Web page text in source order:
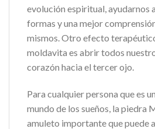
evolución espiritual, ayudarnos
formas y una mejor
mismos. Otro efecto
moldavita es abrir todos
corazón hacia el tercer ojo.
Para cualquier persona que es
mundo de los sueños, la piedra
amuleto importante que puede